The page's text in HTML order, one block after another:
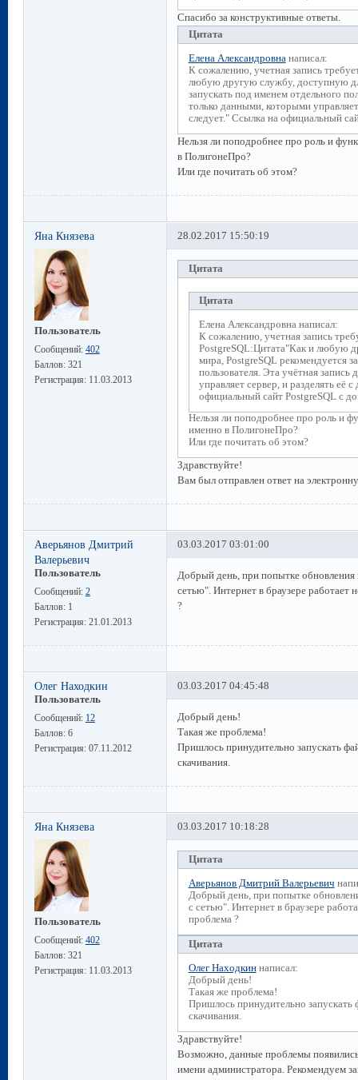
Спасибо за конструктивные ответы.
Цитата
Елена Александровнанаписал:
К сожалению, учетная запись
любую другую службу, доступную
запускать под именем отдельного
только данными, которыми
следует." Ссылка на официальный
Нельзя ли поподробнее про роль и
в ПолигонеПро?
Или где почитать об этом?
Яна Князева
Пользователь
Сообщений: 402
Баллов: 321
Регистрация: 11.03.2013
28.02.2017 15:50:19
Цитата
Цитата
Елена Александровна написал:
К сожалению, учетная запись
PostgreSQL:Цитата"Как и любую
мира, PostgreSQL рекомендуется
пользователя. Эта учётная
управляет сервер, и разделять её
официальный сайт PostgreSQL с
Нельзя ли поподробнее про роль и
именно в ПолигонеПро?
Или где почитать об этом?
Здравствуйте!
Вам был отправлен ответ на
Аверьянов Дмитрий
Валерьевич
Пользователь
Сообщений: 2
Баллов: 1
Регистрация: 21.01.2013
03.03.2017 03:01:00
Добрый день, при попытке
сетью". Интернет в браузере
?
Олег Находкин
Пользователь
Сообщений: 12
Баллов: 6
Регистрация: 07.11.2012
03.03.2017 04:45:48
Добрый день!
Такая же проблема!
Пришлось принудительно запускать
скачивания.
Яна Князева
Пользователь
Сообщений: 402
Баллов: 321
Регистрация: 11.03.2013
03.03.2017 10:18:28
Цитата
Аверьянов Дмитрий Валерьевич
Добрый день, при попытке
с сетью". Интернет в браузере
проблема ?
Цитата
Олег Находкиннаписал:
Добрый день!
Такая же проблема!
Пришлось принудительно
скачивания.
Здравствуйте!
Возможно, данные проблемы
имени администратора. Рекомендуем